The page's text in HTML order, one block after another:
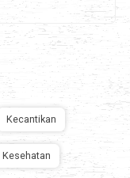
Kecantikan
Kesehatan